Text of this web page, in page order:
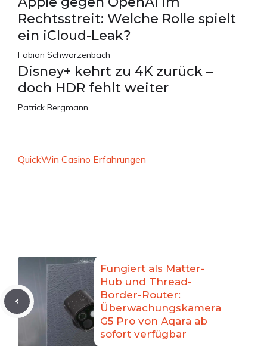
Rechtsstreit: Welche Rolle spielt
ein iCloud-Leak?
Fabian Schwarzenbach
Disney+ kehrt zu 4K zurück –
doch HDR fehlt weiter
Patrick Bergmann
QuickWin Casino Erfahrungen
Fungiert als Matter-
Hub und Thread-
Border-Router:
Überwachungskamera
G5 Pro von Aqara ab
sofort verfügbar